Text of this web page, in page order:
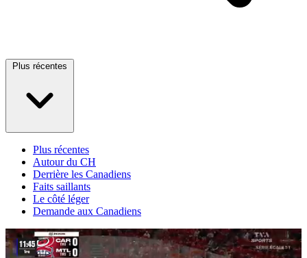
Plus récentes
Plus récentes
Autour du CH
Derrière les Canadiens
Faits saillants
Le côté léger
Demande aux Canadiens